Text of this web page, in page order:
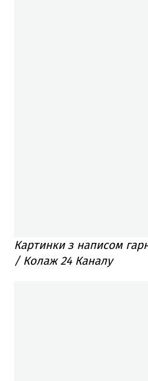
Картинки з написом
/ Колаж 24 Каналу